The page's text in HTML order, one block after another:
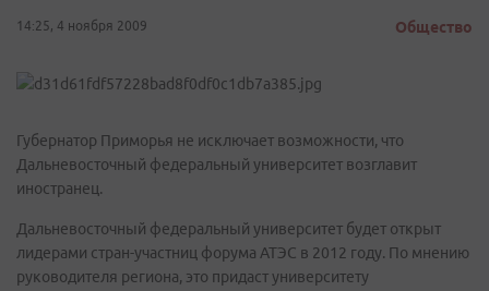
14:25, 4 ноября 2009 Общество
Губернатор Приморья не исключает возможности, что
Дальневосточный федеральный университет возглавит
иностранец.
Дальневосточный федеральный университет будет открыт
лидерами стран-участниц форума АТЭС в 2012 году. По мнению
руководителя региона, это придаст университету